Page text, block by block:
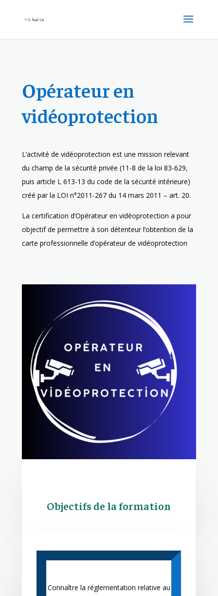
Opérateur en
vidéoprotection
L’activité de vidéoprotection est une mission relevant
du champ de la sécurité privée (11-8 de la loi 83-629,
puis article L 613-13 du code de la sécurité intérieure)
créé par la LOI n°2011-267 du 14 mars 2011 – art. 20.
La certification d’Opérateur en vidéoprotection a pour
objectif de permettre à son détenteur l’obtention de la
carte professionnelle d’opérateur de vidéoprotection
Objectifs de la formation
Connaître la réglementation relative au